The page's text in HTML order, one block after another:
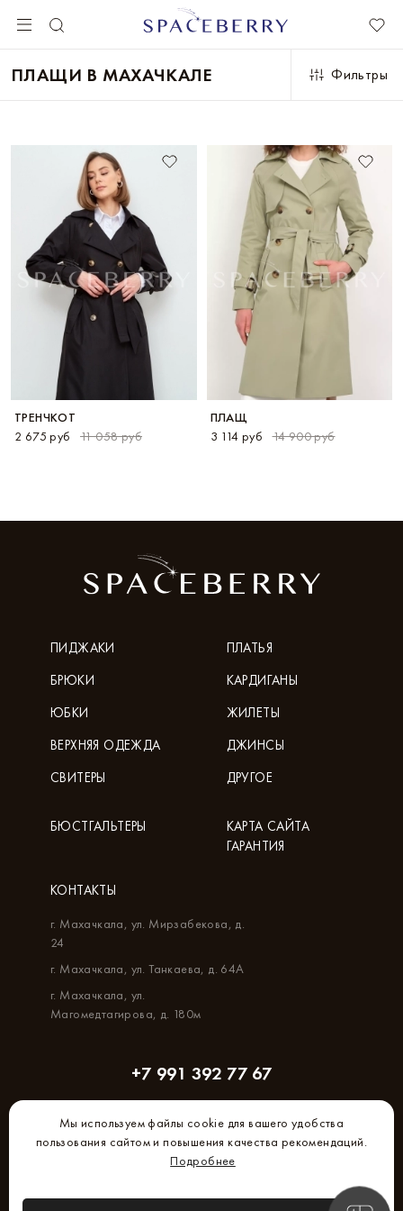
ПЛАЩИ В МАХАЧКАЛЕ Фильтры
ТРЕНЧКОТ
2 675 руб
11 058 руб
ПЛАЩ
3 114 руб
14 900 руб
ПИДЖАКИ
БРЮКИ
ЮБКИ
ВЕРХНЯЯ ОДЕЖДА
СВИТЕРЫ
ПЛАТЬЯ
КАРДИГАНЫ
ЖИЛЕТЫ
ДЖИНСЫ
ДРУГОЕ
БЮСТГАЛЬТЕРЫ
КАРТА САЙТА
ГАРАНТИЯ
КОНТАКТЫ
г. Махачкала, ул. Мирзабекова, д.
24
г. Махачкала, ул. Танкаева, д. 64А
г. Махачкала, ул.
Магомедтагирова, д. 180м
+7 991 392 77 67
Создание и продвижение сайта –
Политика защиты персональной информации
Мы используем файлы cookie для вашего удобства
пользования сайтом и повышения качества рекомендаций.
Подробнее